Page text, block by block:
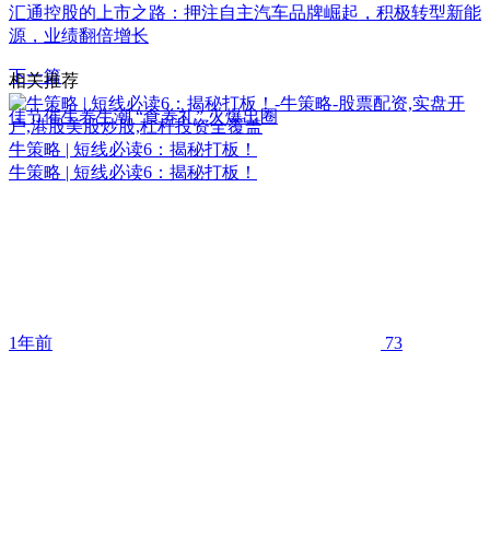
汇通控股的上市之路：押注自主汽车品牌崛起，积极转型新能
源，业绩翻倍增长
下一篇
佳节催生养生潮 “食养礼” 火爆出圈
相关推荐
牛策略 | 短线必读6：揭秘打板！
牛策略 | 短线必读6：揭秘打板！
1年前 73